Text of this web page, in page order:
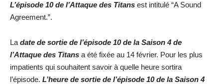
L’épisode 10 de l’Attaque des Titans est intitulé “A Sound
Agreement.”.
La date de sortie de l’épisode 10 de la Saison 4 de
l’Attaque des Titans a été fixée au 14 février. Pour les plus
impatients qui souhaitent savoir à quelle heure sortira
l’épisode. L’heure de sortie de l’épisode 10 de la Saison 4